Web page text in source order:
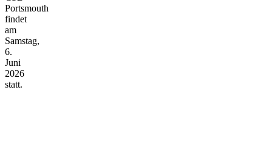
Portsmouth
findet
am
Samstag,
6.
Juni
2026
statt.